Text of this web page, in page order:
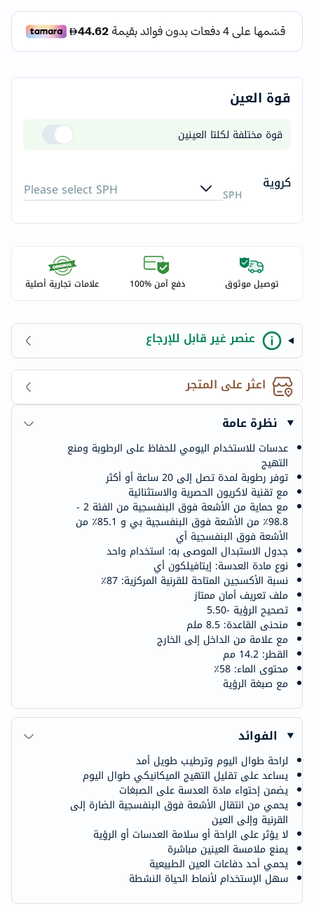
قوة العين
قوة مختلفة لكلتا العينين
كروية
SPH
Please select SPH
توصيل موثوق دفع آمن %100 علامات تجارية أصلية
عنصر غير قابل للإرجاع
اعثر على المتجر
نظرة عامة
عدسات للاستخدام اليومي للحفاظ على الرطوبة ومنع
التهيج
توفر رطوبة لمدة تصل إلى 20 ساعة أو أكثر
مع تقنية لاكريون الحصرية والاستثنائية
مع حماية من الأشعة فوق البنفسجية من الفئة 2 -
98.8٪ من الأشعة فوق البنفسجية بي و 85.1٪ من
الأشعة فوق البنفسجية أي
جدول الاستبدال الموصى به: استخدام واحد
نوع مادة العدسة: إيتافيلكون أي
نسبة الأكسجين المتاحة للقرنية المركزية: 87٪
ملف تعريف أمان ممتاز
تصحيح الرؤية -5.50
منحنى القاعدة: 8.5 ملم
مع علامة من الداخل إلى الخارج
القطر: 14.2 مم
محتوى الماء: 58٪
مع صبغة الرؤية
الفوائد
لراحة طوال اليوم وترطيب طويل أمد
يساعد على تقليل التهيج الميكانيكي طوال اليوم
يضمن إحتواء مادة العدسة على الصبغات
يحمي من انتقال الأشعة فوق البنفسجية الضارة إلى
القرنية وإلى العين
لا يؤثر على الراحة أو سلامة العدسات أو الرؤية
يمنع ملامسة العينين مباشرة
يحمي أحد دفاعات العين الطبيعية
سهل الإستخدام لأنماط الحياة النشطة